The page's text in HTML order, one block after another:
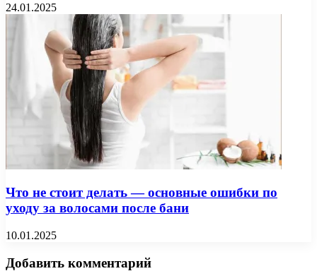
24.01.2025
Что не стоит делать — основные ошибки по
уходу за волосами после бани
10.01.2025
Добавить комментарий